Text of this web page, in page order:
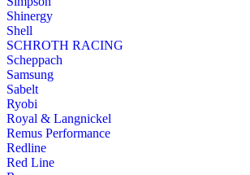
Shinergy
Shell
SCHROTH RACING
Scheppach
Samsung
Sabelt
Ryobi
Royal & Langnickel
Remus Performance
Redline
Red Line